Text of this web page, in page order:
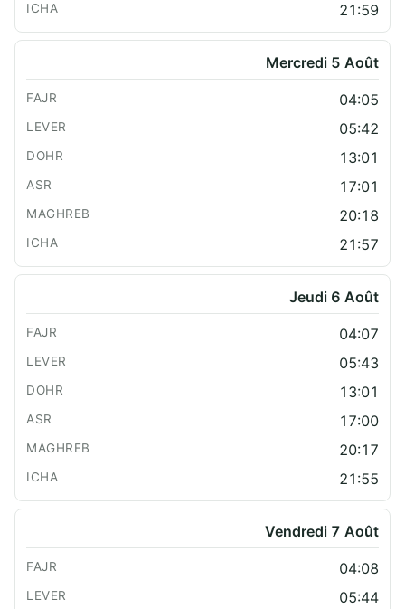
21:59
Mercredi 5 Août
04:05
05:42
13:01
17:01
20:18
21:57
Jeudi 6 Août
04:07
05:43
13:01
17:00
20:17
21:55
Vendredi 7 Août
04:08
05:44